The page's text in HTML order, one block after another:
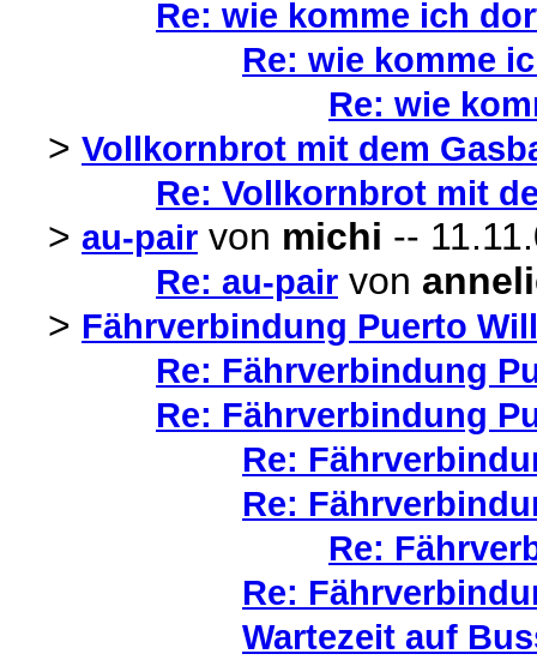
Re: wie komme ich
Re: wie komme
Re: wie
> Vollkornbrot mit dem
Re: Vollkornbrot mit
> au-pair von michi --
Re: au-pair von
> Fährverbindung Puerto
Re: Fährverbindung
Re: Fährverbindung
Re:
Re:
Re:
Re:
Wartezeit auf